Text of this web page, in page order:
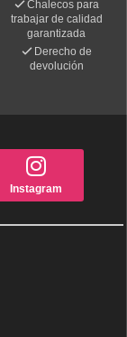
Chalecos para
trabajar de calidad
garantizada
Derecho de
devolución
Instagram